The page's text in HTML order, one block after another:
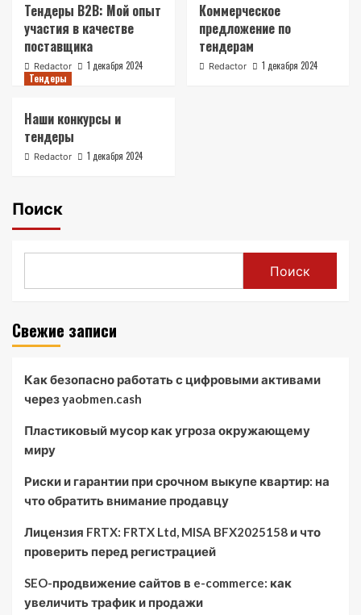
Тендеры B2B: Мой опыт
участия в качестве
поставщика
Redactor 1 декабря 2024
Коммерческое
предложение по
тендерам
Redactor
1 декабря 2024
Тендеры
Наши конкурсы и
тендеры
Redactor 1 декабря 2024
Поиск
Поиск
Свежие записи
Как безопасно работать с цифровыми активами
через yaobmen.cash
Пластиковый мусор как угроза окружающему
миру
Риски и гарантии при срочном выкупе квартир: на
что обратить внимание продавцу
Лицензия FRTX: FRTX Ltd, MISA BFX2025158 и что
проверить перед регистрацией
SEO-продвижение сайтов в e-commerce: как
увеличить трафик и продажи